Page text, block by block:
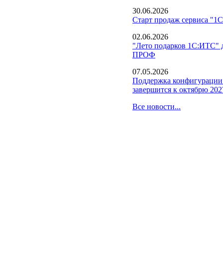
30.06.2026
Старт продаж сервиса
02.06.2026
"Лето подарков 1С:ИТС"
ПРОФ
07.05.2026
Поддержка
завершится к октябрю
Все новости...